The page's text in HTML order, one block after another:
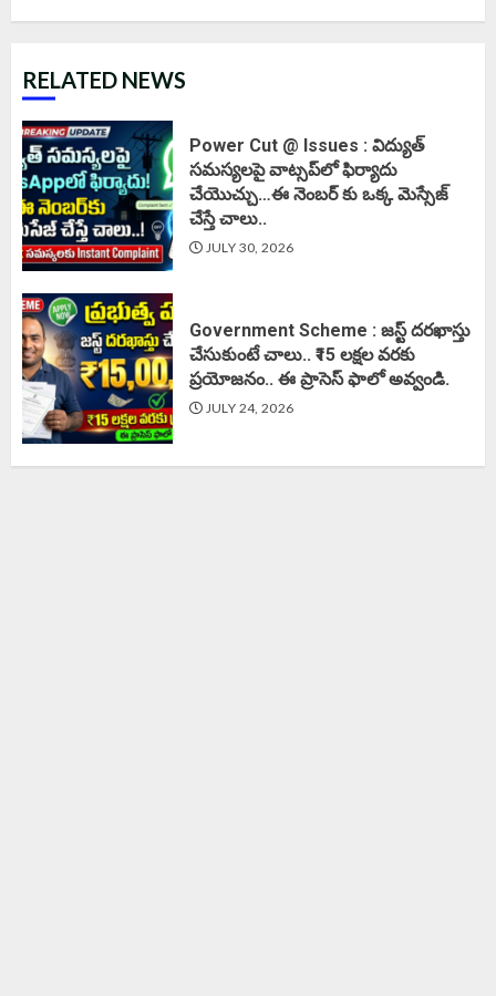
RELATED NEWS
Power Cut @ Issues : విద్యుత్
సమస్యలపై వాట్సప్‌లో ఫిర్యాదు
చేయొచ్చు…ఈ నెంబర్ కు ఒక్క మెస్సేజ్
చేస్తే చాలు..
JULY 30, 2026
Government Scheme : జస్ట్ దరఖాస్తు
చేసుకుంటే చాలు.. ₹15 లక్షల వరకు
ప్రయోజనం.. ఈ ప్రాసెస్ ఫాలో అవ్వండి.
JULY 24, 2026